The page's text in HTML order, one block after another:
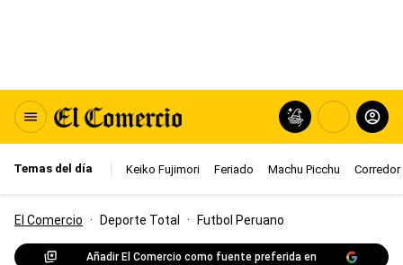
Temas del día Keiko Fujimori Feriado Machu Picchu Corredor
El Comercio · Deporte Total · Futbol Peruano
Añadir El Comercio como fuente preferida en